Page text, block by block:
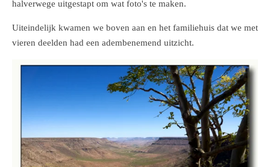
halverwege uitgestapt om wat foto's te maken.
Uiteindelijk kwamen we boven aan en het familiehuis dat we met
vieren deelden had een adembenemend uitzicht.